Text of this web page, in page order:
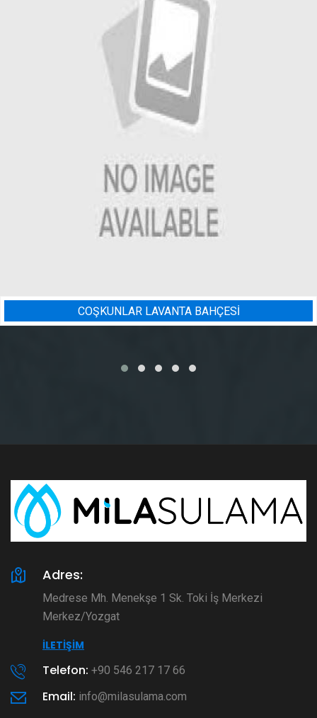
Adres:
Medrese Mh. Menekşe 1 Sk. Toki İş Merkezi
Merkez/Yozgat
İLETIŞIM
Telefon: +90 546 217 17 66
Email: info@milasulama.com